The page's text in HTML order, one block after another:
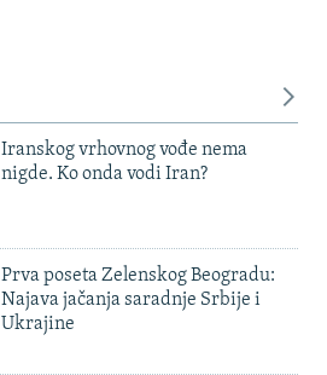
Iranskog vrhovnog vođe nema
nigde. Ko onda vodi Iran?
Prva poseta Zelenskog Beogradu:
Najava jačanja saradnje Srbije i
Ukrajine